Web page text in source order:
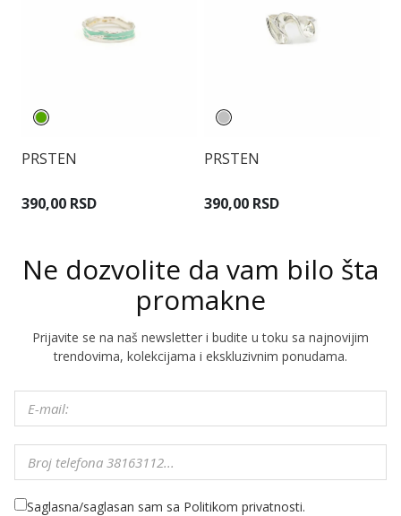
PRSTEN
390,00 RSD
PRSTEN
390,00 RSD
Ne dozvolite da vam bilo šta
promakne
Prijavite se na naš newsletter i budite u toku sa najnovijim
trendovima, kolekcijama i ekskluzivnim ponudama.
Saglasna/saglasan sam sa Politikom privatnosti.